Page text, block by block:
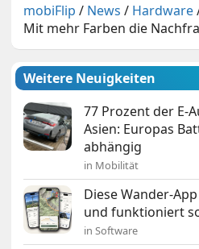
mobiFlip / News / Hardware
Mit mehr Farben die
Weitere Neuigkeiten
77 Prozent der E-
Asien: Europas
abhängig
in Mobilität
Diese Wander-
und funktioniert
in Software